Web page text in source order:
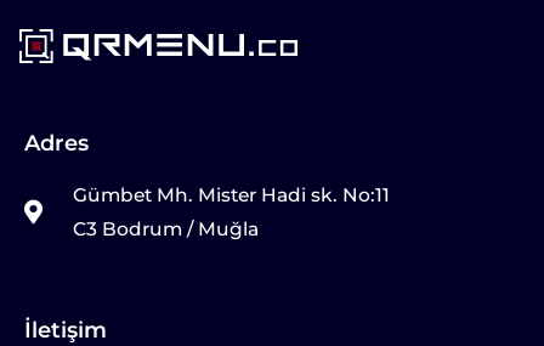
Adres
Gümbet Mh. Mister Hadi sk. No:11
C3 Bodrum / Muğla
İletişim